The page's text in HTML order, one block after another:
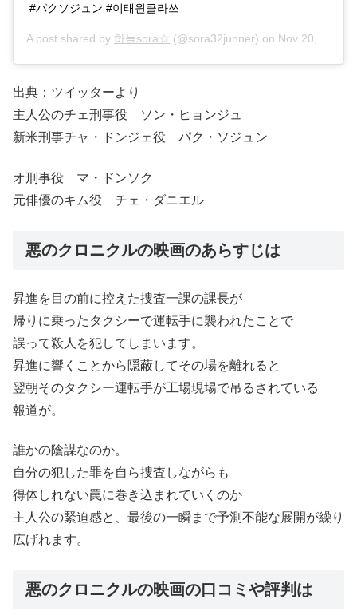
#パクソジュン #이태원클라쓰
A post shared by 하늘sora☆ (@sora32junner) on Nov 20, 2019 at 8:18pm PST
出典：ツイッターより
主人公のチェ刑事役 ソン・ヒョンジュ
新米刑事チャ・ドンジェ役 パク・ソジュン
オ刑事役 マ・ドンソク
元俳優のキム役 チェ・ダニエル
悪のクロニクルの映画のあらすじは
昇進を目の前に控えた捜査一課の課長が
帰りに乗ったタクシーで運転手に襲われたことで
誤って殺人を犯してしまいます。
昇進に響くことから隠蔽してその場を離れると
翌朝そのタクシー運転手が工場現場で吊るされている
報道が。
誰かの陰謀なのか。
自分の犯した罪を自ら捜査しながらも
得体しれない罠に巻き込まれていくのか
主人公の緊迫感と、最後の一瞬まで予測不能な展開が繰り
広げれます。
悪のクロニクルの映画の口コミや評判は